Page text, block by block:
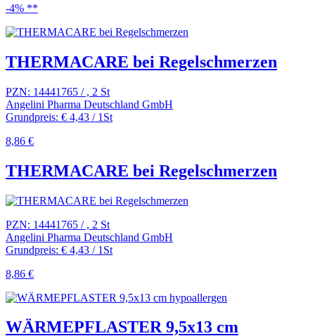
-4% **
THERMACARE bei Regelschmerzen
PZN: 14441765 / , 2 St
Angelini Pharma Deutschland GmbH
Grundpreis: € 4,43 / 1St
8,86 €
THERMACARE bei Regelschmerzen
PZN: 14441765 / , 2 St
Angelini Pharma Deutschland GmbH
Grundpreis: € 4,43 / 1St
8,86 €
WÄRMEPFLASTER 9,5x13 cm